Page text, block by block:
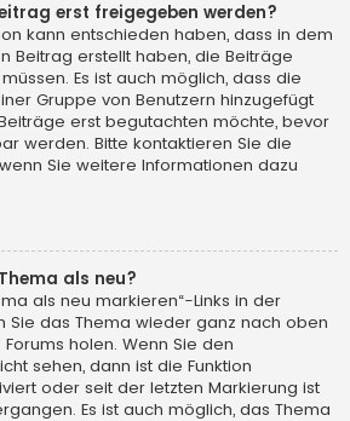
erst freigegeben werden?
kann entschieden haben, dass in dem
Beitrag erstellt haben, die Beiträge
Es ist auch möglich, dass die
Gruppe von Benutzern hinzugefügt
erst begutachten möchte, bevor
werden. Bitte kontaktieren Sie die
Sie weitere Informationen dazu
als neu?
als neu markieren“-Links in der
Sie das Thema wieder ganz nach oben
holen. Wenn Sie den
sehen, dann ist die Funktion
oder seit der letzten Markierung ist
Es ist auch möglich, das Thema